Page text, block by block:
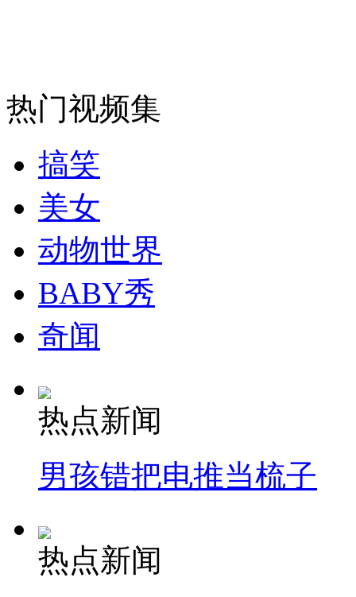
山西运城恶犬咬伤多人 警民合力深夜将其击毙
女孩北京地铁殴打老人 痛下狠手拳打脚踢
无痛分娩是否安全 医生回应
走！跟着总书记去植树
热门视频集
搞笑
美女
动物世界
BABY秀
奇闻
热点新闻
男孩错把电推当梳子
热点新闻